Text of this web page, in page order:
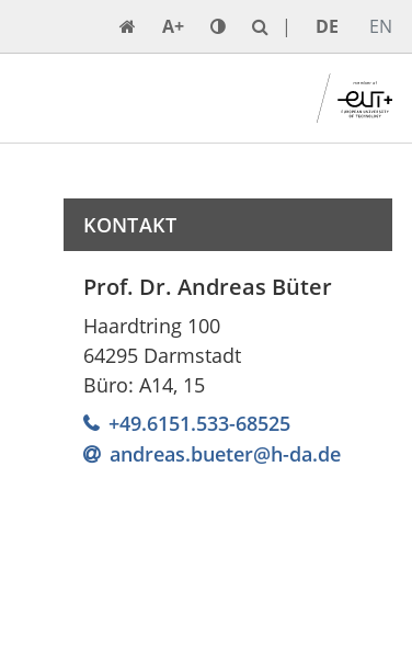
A+ DE EN
KONTAKT
Prof. Dr. Andreas Büter
Haardtring 100
64295 Darmstadt
Büro: A14, 15
+49.6151.533-68525
andreas.bueter@h-da.de